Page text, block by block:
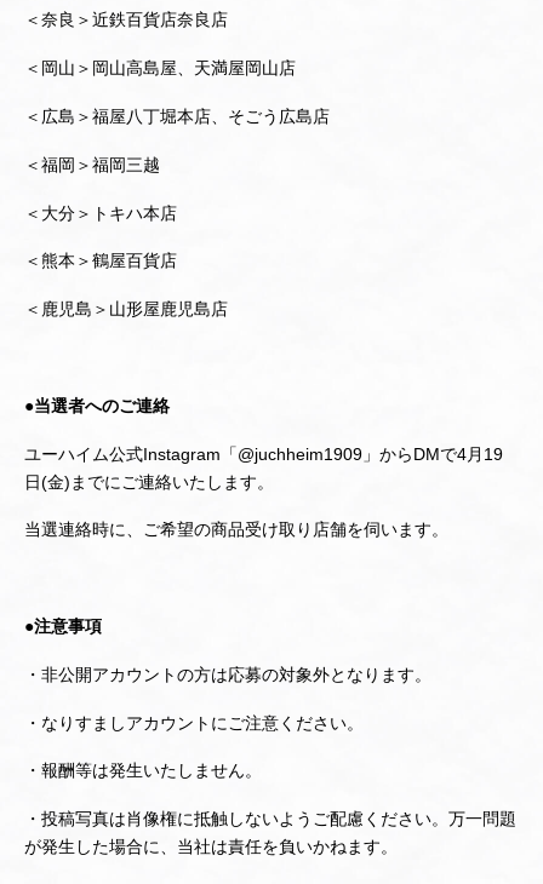
＜奈良＞近鉄百貨店奈良店
＜岡山＞岡山高島屋、天満屋岡山店
＜広島＞福屋八丁堀本店、そごう広島店
＜福岡＞福岡三越
＜大分＞トキハ本店
＜熊本＞鶴屋百貨店
＜鹿児島＞山形屋鹿児島店
●当選者へのご連絡
ユーハイム公式Instagram「@juchheim1909」からDMで4月19
日(金)までにご連絡いたします。
当選連絡時に、ご希望の商品受け取り店舗を伺います。
●注意事項
・非公開アカウントの方は応募の対象外となります。
・なりすましアカウントにご注意ください。
・報酬等は発生いたしません。
・投稿写真は肖像権に抵触しないようご配慮ください。万一問題
が発生した場合に、当社は責任を負いかねます。